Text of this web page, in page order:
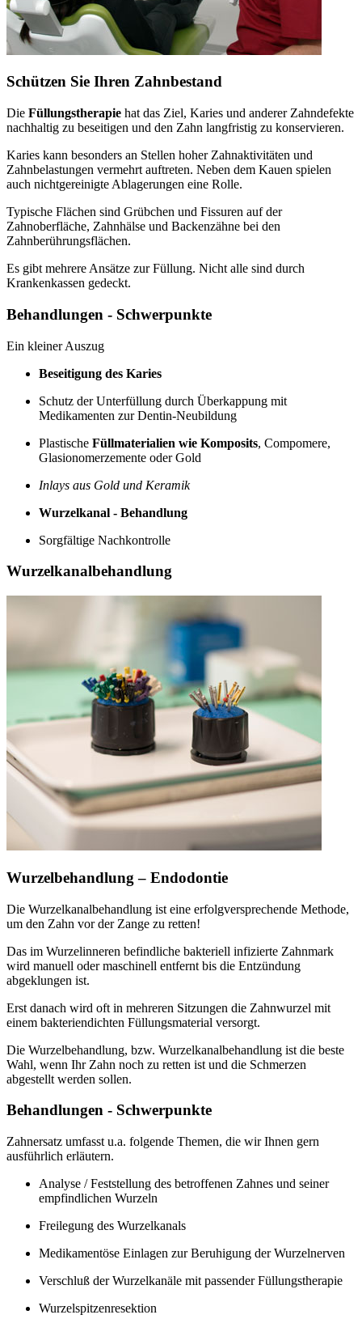
Schützen Sie Ihren Zahnbestand
Die Füllungstherapie hat das Ziel, Karies und anderer Zahndefekte
nachhaltig zu beseitigen und den Zahn langfristig zu konservieren.
Karies kann besonders an Stellen hoher Zahnaktivitäten und
Zahnbelastungen vermehrt auftreten. Neben dem Kauen spielen
auch nichtgereinigte Ablagerungen eine Rolle.
Typische Flächen sind Grübchen und Fissuren auf der
Zahnoberfläche, Zahnhälse und Backenzähne bei den
Zahnberührungsflächen.
Es gibt mehrere Ansätze zur Füllung. Nicht alle sind durch
Krankenkassen gedeckt.
Behandlungen - Schwerpunkte
Ein kleiner Auszug
Beseitigung des Karies
Schutz der Unterfüllung durch Überkappung mit
Medikamenten zur Dentin-Neubildung
Plastische Füllmaterialien wie Komposits, Compomere,
Glasionomerzemente oder Gold
Inlays aus Gold und Keramik
Wurzelkanal - Behandlung
Sorgfältige Nachkontrolle
Wurzelkanalbehandlung
Wurzelbehandlung – Endodontie
Die Wurzelkanalbehandlung ist eine erfolgversprechende Methode,
um den Zahn vor der Zange zu retten!
Das im Wurzelinneren befindliche bakteriell infizierte Zahnmark
wird manuell oder maschinell entfernt bis die Entzündung
abgeklungen ist.
Erst danach wird oft in mehreren Sitzungen die Zahnwurzel mit
einem bakteriendichten Füllungsmaterial versorgt.
Die Wurzelbehandlung, bzw. Wurzelkanalbehandlung ist die beste
Wahl, wenn Ihr Zahn noch zu retten ist und die Schmerzen
abgestellt werden sollen.
Behandlungen - Schwerpunkte
Zahnersatz umfasst u.a. folgende Themen, die wir Ihnen gern
ausführlich erläutern.
Analyse / Feststellung des betroffenen Zahnes und seiner
empfindlichen Wurzeln
Freilegung des Wurzelkanals
Medikamentöse Einlagen zur Beruhigung der Wurzelnerven
Verschluß der Wurzelkanäle mit passender Füllungstherapie
Wurzelspitzenresektion